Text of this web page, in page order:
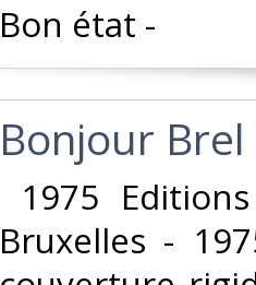
‎Bon état - ‎
‎Bonjour Brel‎
1975
Bruxelles -